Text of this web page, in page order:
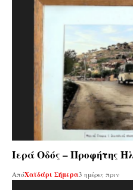
Ιερά Οδός – Προφήτης
ΑπόΧαϊδάρι Σήμερα3 ημέρες πριν